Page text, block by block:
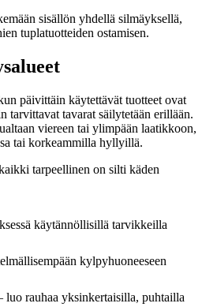
sisällön yhdellä silmäyksellä,
tuplatuotteiden ostamisen.
päivittäin käytettävät tuotteet ovat
tarvittavat tavarat säilytetään erillään.
viereen tai ylimpään laatikkoon,
tai korkeammilla hyllyillä.
tarpeellinen on silti käden
käytännöllisillä tarvikkeilla
kylpyhuoneeseen
rauhaa yksinkertaisilla, puhtailla